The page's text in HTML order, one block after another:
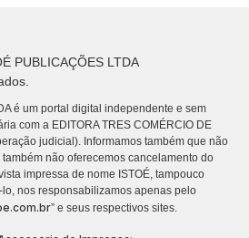
PUBLICAÇÕES LTDA
é um portal digital independente e sem
com a EDITORA TRES COMÉRCIO DE
judicial). Informamos também que não
não oferecemos cancelamento do
impressa de nome ISTOÉ, tampouco
nos responsabilizamos apenas pelo
” e seus respectivos sites.